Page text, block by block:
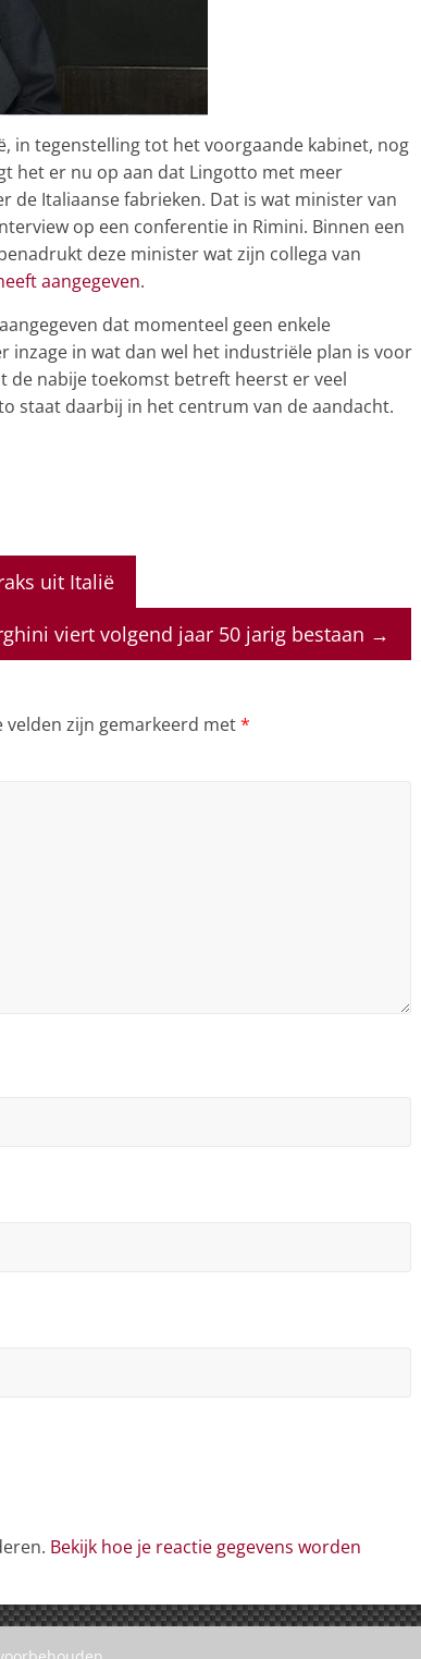
in tegenstelling tot het voorgaande kabinet, nog
het er nu op aan dat Lingotto met meer
Italiaanse fabrieken. Dat is wat minister van
op een conferentie in Rimini. Binnen een
deze minister wat zijn collega van
aangegeven.
dat momenteel geen enkele
inzage in wat dan wel het industriële plan is voor
de nabije toekomst betreft heerst er veel
staat daarbij in het centrum van de aandacht.
uit Italië
viert volgend jaar 50 jarig bestaan →
velden zijn gemarkeerd met*
Bekijk hoe je reactie gegevens worden